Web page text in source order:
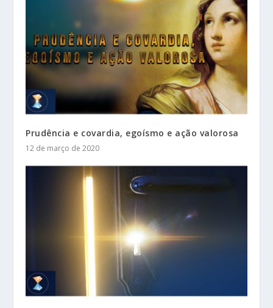
Prudência e covardia, egoísmo e ação valorosa
12 de março de 2020